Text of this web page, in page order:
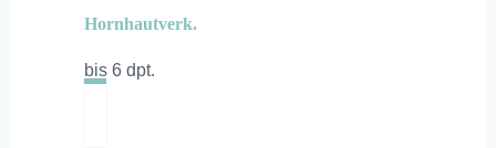
Hornhautverk.
bis 6 dpt.